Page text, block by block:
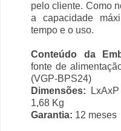
pelo cliente. Como
a capacidade
tempo e o uso.
Conteúdo da
fonte de
(VGP-BPS24)
Dimensões:
1,68 Kg
Garantia: 12 meses